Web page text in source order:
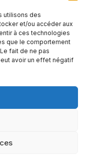
utilisons des
et/ou accéder aux
à ces technologies
que le comportement
fait de ne pas
avoir un effet négatif
par Chameleon Ideas